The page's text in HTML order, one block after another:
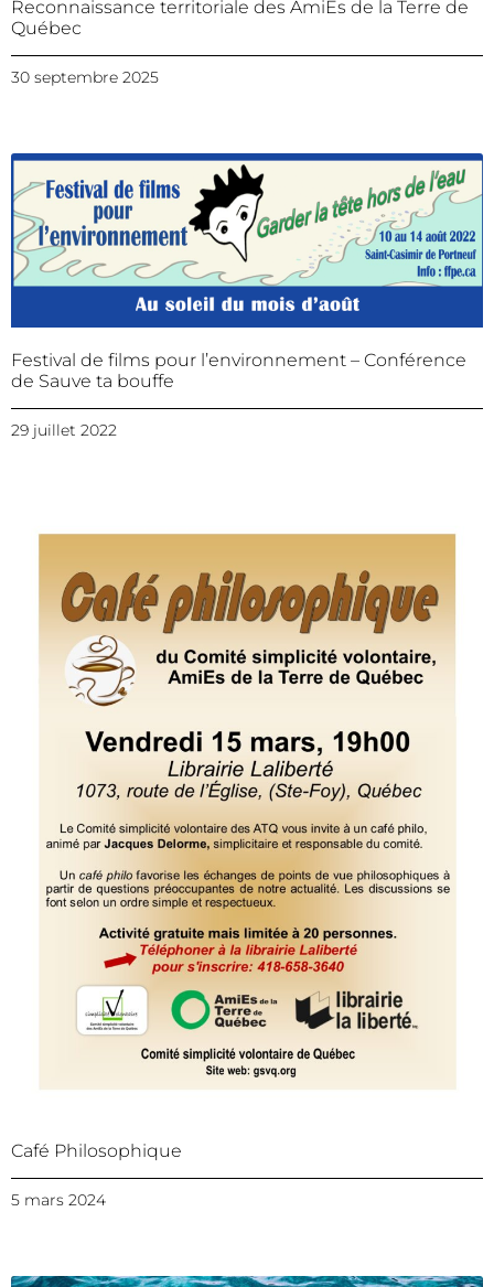
Reconnaissance territoriale des AmiEs de la Terre de
Québec
30 septembre 2025
Festival de films pour l’environnement – Conférence
de Sauve ta bouffe
29 juillet 2022
Café Philosophique
5 mars 2024